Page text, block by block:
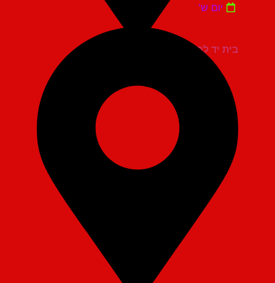
בית יד לבנים אשדוד
יום ש'